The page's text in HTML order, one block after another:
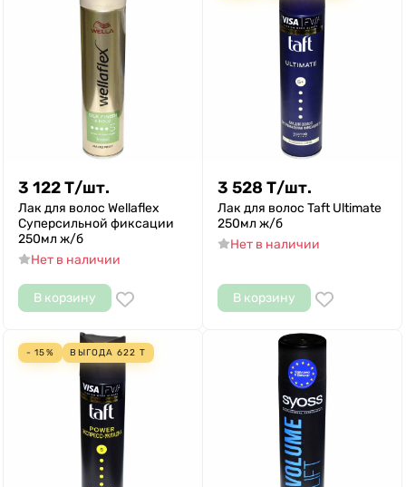
3 122Т/шт.
Лак для волос Wellaflex
Суперсильной фиксации
250мл ж/б
Нет в наличии
В корзину
3 528 Т/шт.
Лак для волос Taft Ultimate
250мл ж/б
Нет в наличии
В корзину
- 15% ВЫГОДА 622 Т